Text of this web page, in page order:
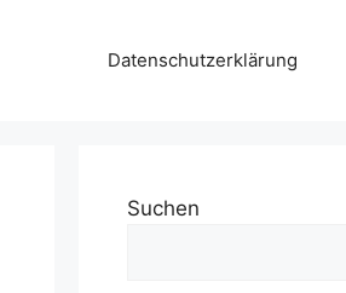
Datenschutzerklärung
Suchen